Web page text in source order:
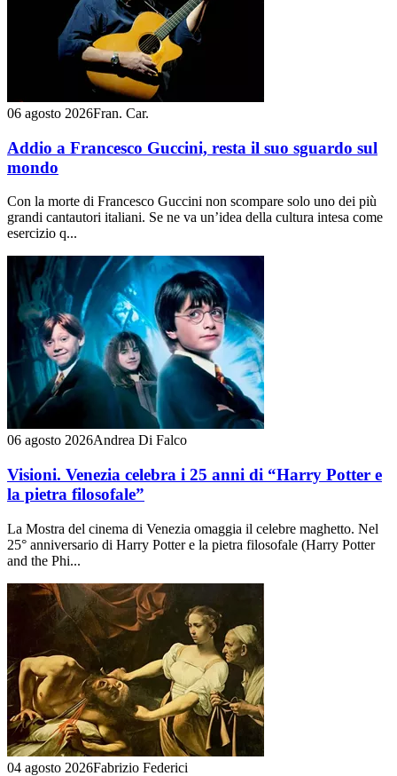
06 agosto 2026Fran. Car.
Addio a Francesco Guccini, resta il suo sguardo sul
mondo
Con la morte di Francesco Guccini non scompare solo uno dei più
grandi cantautori italiani. Se ne va un’idea della cultura intesa come
esercizio q...
06 agosto 2026Andrea Di Falco
Visioni. Venezia celebra i 25 anni di “Harry Potter e
la pietra filosofale”
La Mostra del cinema di Venezia omaggia il celebre maghetto. Nel
25° anniversario di Harry Potter e la pietra filosofale (Harry Potter
and the Phi...
04 agosto 2026Fabrizio Federici